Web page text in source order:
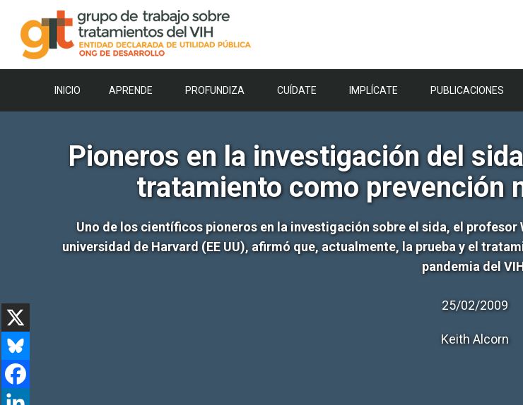
contenido
INICIO APRENDE PROFUNDIZA CUÍDATE IMPLÍCATE PUBLICACIONES
Pioneros en la investigación del
tratamiento como prevención
Uno de los científicos pioneros en la investigación sobre el sida, el
universidad de Harvard (EE UU), afirmó que, actualmente, la prueba y el
pandemia del
25/02/2009
Keith Alcorn